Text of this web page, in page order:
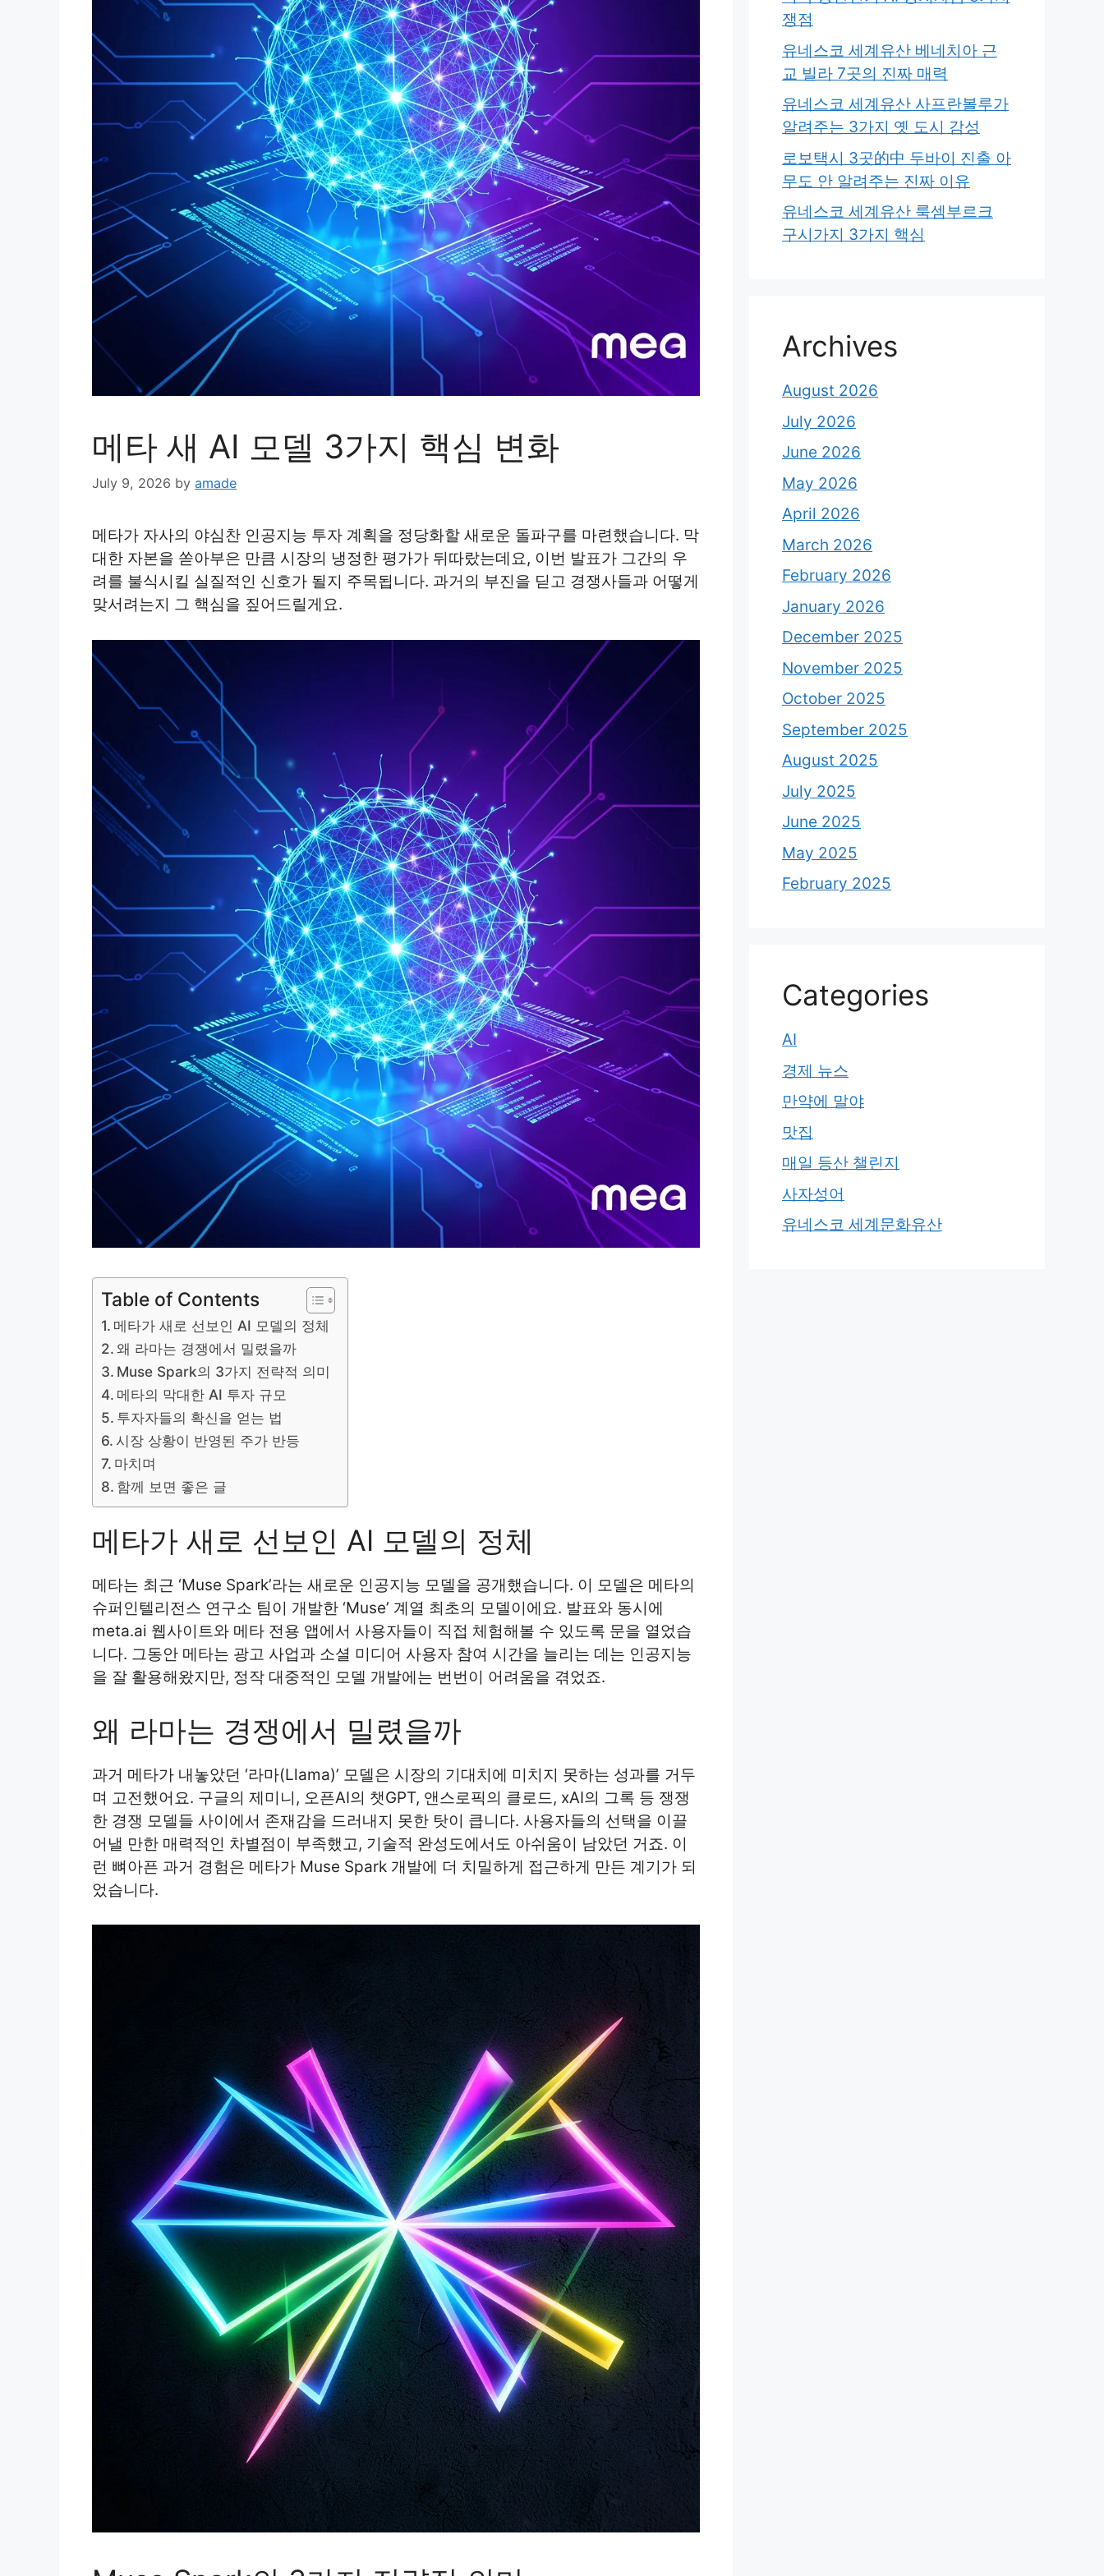
메타 새 AI 모델 3가지 핵심 변화
July 9, 2026 by amade
메타가 자사의 야심찬 인공지능 투자 계획을 정당화할 새로운 돌파구를 마련했습니다. 막
대한 자본을 쏟아부은 만큼 시장의 냉정한 평가가 뒤따랐는데요, 이번 발표가 그간의 우
려를 불식시킬 실질적인 신호가 될지 주목됩니다. 과거의 부진을 딛고 경쟁사들과 어떻게
맞서려는지 그 핵심을 짚어드릴게요.
Table of Contents
메타가 새로 선보인 AI 모델의 정체
왜 라마는 경쟁에서 밀렸을까
Muse Spark의 3가지 전략적 의미
메타의 막대한 AI 투자 규모
투자자들의 확신을 얻는 법
시장 상황이 반영된 주가 반등
마치며
함께 보면 좋은 글
메타가 새로 선보인 AI 모델의 정체
메타는 최근 ‘Muse Spark’라는 새로운 인공지능 모델을 공개했습니다. 이 모델은 메타의
슈퍼인텔리전스 연구소 팀이 개발한 ‘Muse’ 계열 최초의 모델이에요. 발표와 동시에
meta.ai 웹사이트와 메타 전용 앱에서 사용자들이 직접 체험해볼 수 있도록 문을 열었습
니다. 그동안 메타는 광고 사업과 소셜 미디어 사용자 참여 시간을 늘리는 데는 인공지능
을 잘 활용해왔지만, 정작 대중적인 모델 개발에는 번번이 어려움을 겪었죠.
왜 라마는 경쟁에서 밀렸을까
과거 메타가 내놓았던 ‘라마(Llama)’ 모델은 시장의 기대치에 미치지 못하는 성과를 거두
며 고전했어요. 구글의 제미니, 오픈AI의 챗GPT, 앤스로픽의 클로드, xAI의 그록 등 쟁쟁
한 경쟁 모델들 사이에서 존재감을 드러내지 못한 탓이 큽니다. 사용자들의 선택을 이끌
어낼 만한 매력적인 차별점이 부족했고, 기술적 완성도에서도 아쉬움이 남았던 거죠. 이
런 뼈아픈 과거 경험은 메타가 Muse Spark 개발에 더 치밀하게 접근하게 만든 계기가 되
었습니다.
쟁점
유네스코 세계유산 베네치아 근
교 빌라 7곳의 진짜 매력
유네스코 세계유산 사프란볼루가
알려주는 3가지 옛 도시 감성
로보택시 3곳的中 두바이 진출 아
무도 안 알려주는 진짜 이유
유네스코 세계유산 룩셈부르크
구시가지 3가지 핵심
Archives
August 2026
July 2026
June 2026
May 2026
April 2026
March 2026
February 2026
January 2026
December 2025
November 2025
October 2025
September 2025
August 2025
July 2025
June 2025
May 2025
February 2025
Categories
AI
경제 뉴스
만약에 말야
맛집
매일 등산 챌린지
사자성어
유네스코 세계문화유산